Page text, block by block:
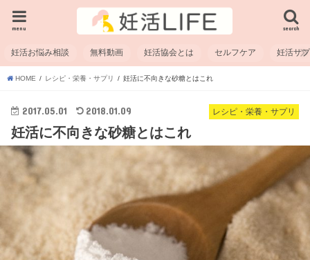
search
menu
妊活お悩み相談 無料動画 妊活協会とは セルフケア 妊活サ
HOME レシピ・栄養・サプリ 妊活に不向きな砂糖とはこれ
レシピ・栄養・サプリ
2017.05.01 2018.01.09
妊活に不向きな砂糖とはこれ